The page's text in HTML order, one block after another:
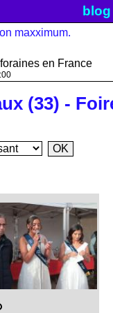
blog
en France
(33) -